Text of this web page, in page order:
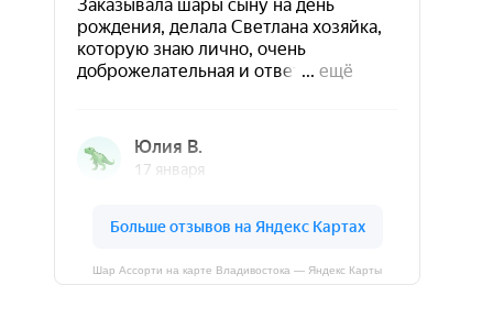
Шар Ассорти на карте Владивостока — Яндекс Карты